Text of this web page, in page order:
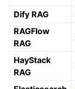
Dify RAG
RAGFlow
RAG
HayStack
RAG